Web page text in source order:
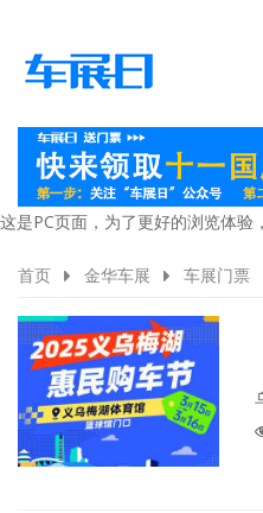
这是PC页面，为了更好的浏览体验
首页 金华车展 车展门票